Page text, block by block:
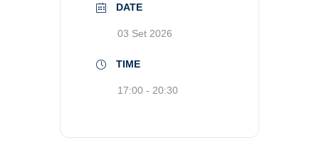
DATE
03 Set 2026
TIME
17:00 - 20:30